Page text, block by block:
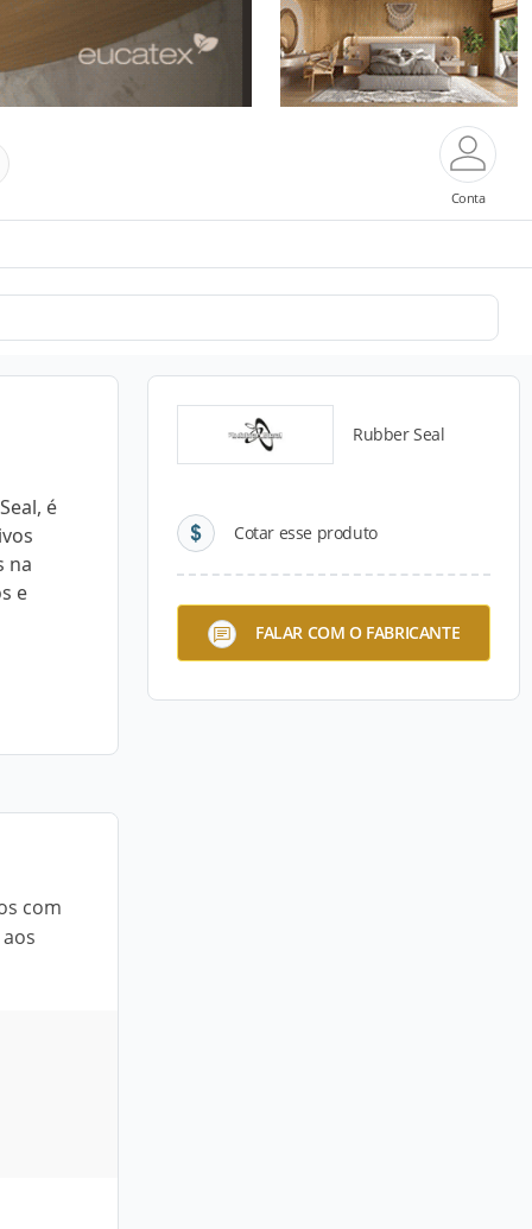
Conta
é
na
e
Rubber Seal
Cotar esse produto
FALAR COM O FABRICANTE
com